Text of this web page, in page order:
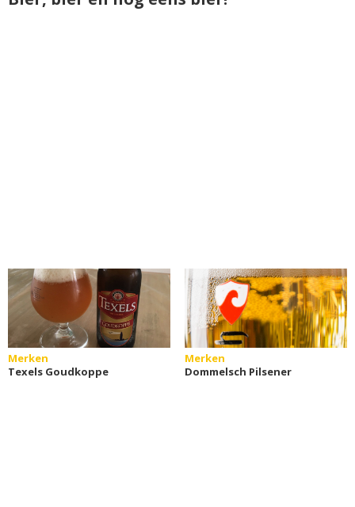
Merken
Texels Goudkoppe
Merken
Dommelsch Pilsener